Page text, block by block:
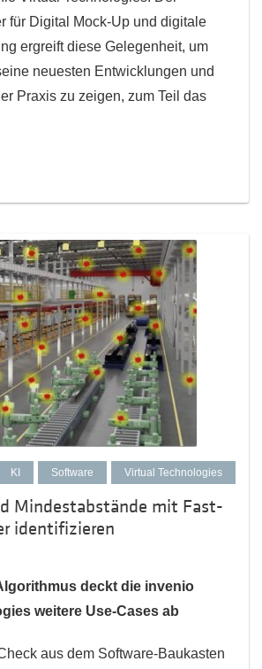
für Digital Mock-Up und digitale
ergreift diese Gelegenheit, um
neuesten Entwicklungen und
Praxis zu zeigen, zum Teil das
KI Software Virtual Technologies
Mindestabstände mit Fast-
identifizieren
deckt die invenio
weitere Use-Cases ab
aus dem Software-Baukasten